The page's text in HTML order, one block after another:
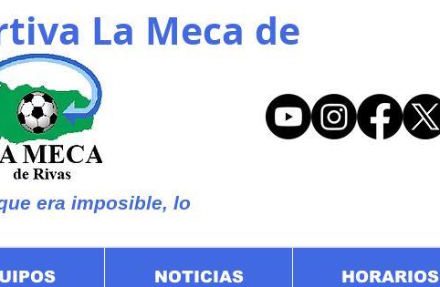
La Meca de
era imposible, lo
NOTICIAS HORARIOS